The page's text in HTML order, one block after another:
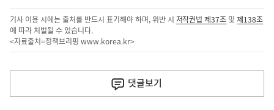
기사 이용 시에는 출처를 반드시 표기해야 하며, 위반 시 저작권법 제37조 및제138조
에 따라 처벌될 수 있습니다.
<자료출처=정책브리핑 www.korea.kr>
다
댓글보기